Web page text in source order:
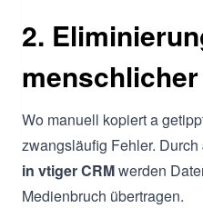
2.
Wo manuell kopiert a
zwangsläufig Fehler. Durch
in vtiger CRMwerden
Medienbruch übertragen.